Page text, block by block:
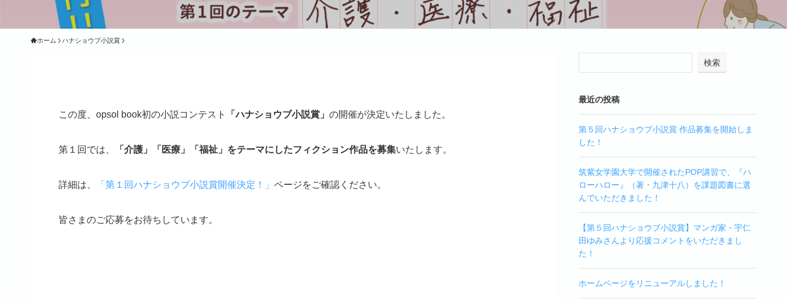
ホーム ハナショウブ小説賞
この度、opsol book初の小説コンテスト 「ハナショウブ小説賞」 の開催が決定いたしました。
第１回では、 「介護」「医療」「福祉」をテーマにしたフィクション作品を募集いたします。
詳細は、 「第１回ハナショウブ小説賞開催決定！」 ページをご確認ください。
皆さまのご応募をお待ちしています。
検索
最近の投稿
第５回ハナショウブ小説賞 作品募集を開始しま
した！
筑紫女学園大学で開催されたPOP講習で、『ハ
ローハロー』（著・九津十八）を課題図書に選
んでいただきました！
【第５回ハナショウブ小説賞】マンガ家・宇仁
田ゆみさんより応援コメントをいただきまし
た！
ホームページをリニューアルしました！